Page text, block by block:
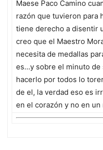
Maese Paco Camino
razón que tuvieron para
tiene derecho a disentir
creo que el Maestro
necesita de medallas
es…y sobre el minuto
hacerlo por todos lo
de el, la verdad eso es
en el corazón y no en